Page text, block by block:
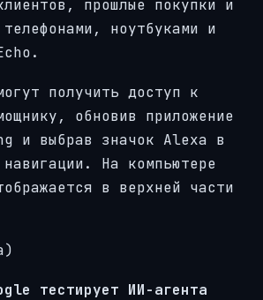
прошлые покупки и
ноутбуками и
получить доступ к
обновив приложение
и выбрав значок Alexa в
На компьютере
в верхней части
тестирует ИИ-агента